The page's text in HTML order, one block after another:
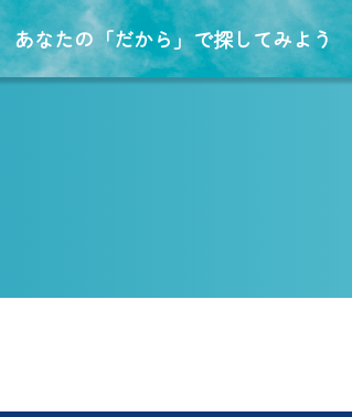
あなたの「だから」で探してみよう